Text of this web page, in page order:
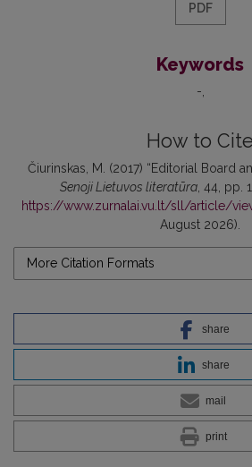
PDF
Keywords
-
How to Cite
Čiurinskas, M. (2017) “Editorial Board
Senoji Lietuvos literatūra, 44, pp.
https://www.zurnalai.vu.lt/sll/article/
August 2026).
More Citation Formats
share
share
mail
print